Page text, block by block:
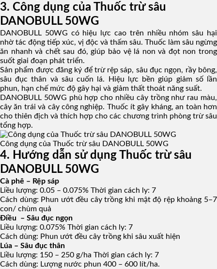
3. Công dụng của Thuốc trừ sâu
DANOBULL 50WG
DANOBULL 50WG có hiệu lực cao trên nhiều nhóm sâu hại
nhờ tác động tiếp xúc, vị độc và thấm sâu. Thuốc làm sâu ngừng
ăn nhanh và chết sau đó, giúp bảo vệ lá non và đọt non trong
suốt giai đoạn phát triển.
Sản phẩm được đăng ký để trừ rệp sáp, sâu đục ngọn, rầy bông,
sâu đục thân và sâu cuốn lá. Hiệu lực bền giúp giảm số lần
phun, hạn chế mức độ gây hại và giảm thất thoát năng suất.
DANOBULL 50WG phù hợp cho nhiều cây trồng như rau màu,
cây ăn trái và cây công nghiệp. Thuốc ít gây kháng, an toàn hơn
cho thiên địch và thích hợp cho các chương trình phòng trừ sâu
tổng hợp.
Công dụng của Thuốc trừ sâu DANOBULL 50WG
4. Hướng dẫn sử dụng Thuốc trừ sâu
DANOBULL 50WG
Cà phê – Rệp sáp
Liều lượng: 0.05 – 0.075% Thời gian cách ly: 7
Cách dùng: Phun ướt đều cây trồng khi mật độ rệp khoảng 5–7
con/ chùm quả
Điều – Sâu đục ngọn
Liều lượng: 0.075% Thời gian cách ly: 7
Cách dùng: Phun ướt đều cây trồng khi sâu xuất hiện
Lúa – Sâu đục thân
Liều lượng: 150 – 250 g/ha Thời gian cách ly: 7
Cách dùng: Lượng nước phun 400 – 600 lít/ha.